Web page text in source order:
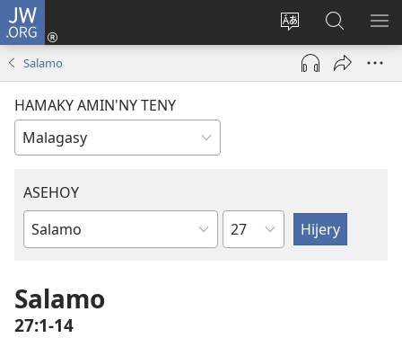
JW.ORG
Hiova
fiteny
Hiditra
(manokatra
rohy)
ato
Amin’ny
Salamo
HAMAKY AMIN'NY TENY
ASEHOY
Boky
Amin’ny
Baiboly
Toko
Salamo
27:1-14